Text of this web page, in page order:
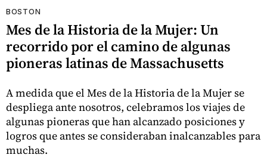
BOSTON
Mes de la Historia de la Mujer: Un
recorrido por el camino de algunas
pioneras latinas de Massachusetts
A medida que el Mes de la Historia de la Mujer se
despliega ante nosotros, celebramos los viajes de
algunas pioneras que han alcanzado posiciones y
logros que antes se consideraban inalcanzables para
muchas.